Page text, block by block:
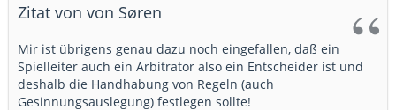
Zitat von von Søren
Mir ist übrigens genau dazu noch eingefallen, daß ein
Spielleiter auch ein Arbitrator also ein Entscheider ist und
deshalb die Handhabung von Regeln (auch
Gesinnungsauslegung) festlegen sollte!